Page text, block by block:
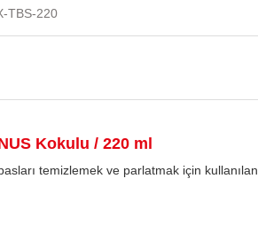
TBS-220
Kokulu / 220 ml
temizlemek ve parlatmak için kullanılan